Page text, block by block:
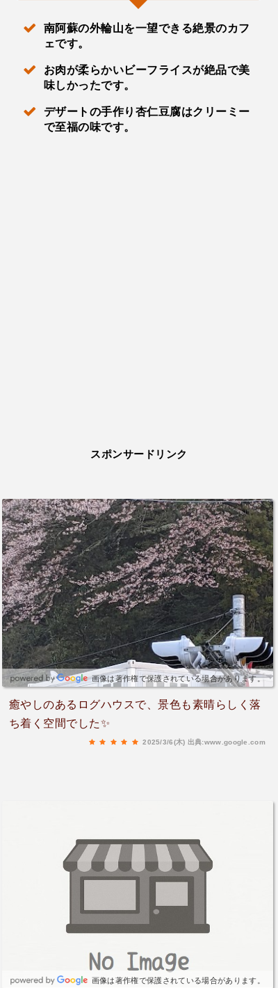
南阿蘇の外輪山を一望できる絶景のカフ
ェです。
お肉が柔らかいビーフライスが絶品で美
味しかったです。
デザートの手作り杏仁豆腐はクリーミー
で至福の味です。
スポンサードリンク
画像は著作権で保護されている場合があります。
癒やしのあるログハウスで、景色も素晴らしく落
ち着く空間でした✨
2025/3/6(木) 出典:www.google.com
画像は著作権で保護されている場合があります。